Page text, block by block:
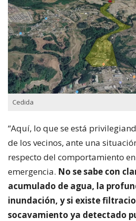
Cedida
“Aquí, lo que se está
de los vecinos, ante una
respecto del comportamiento
emergencia. No se sabe con
acumulado de agua, la
inundación, y si existe
socavamiento ya detectado